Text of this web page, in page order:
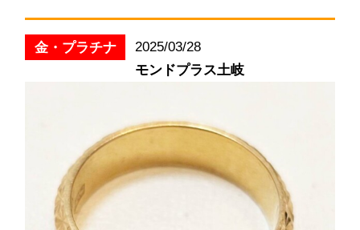
金・プラチナ
2025/03/28
モンドプラス土岐